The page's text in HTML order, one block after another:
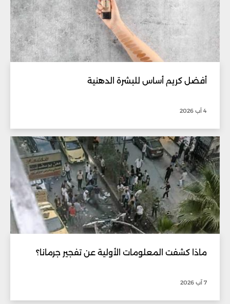
أفضل كريم أساس للبشرة الدهنية
4 آب 2026
ماذا كشفت المعلومات الأولية عن تفجير جرمانا؟
7 آب 2026